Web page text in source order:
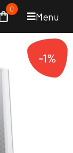
Menu
0
-1%